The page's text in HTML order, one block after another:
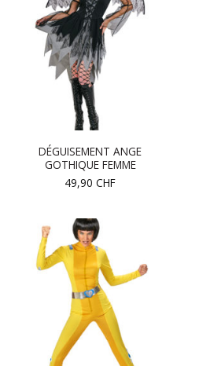
DÉGUISEMENT ANGE
GOTHIQUE FEMME
49,90 CHF